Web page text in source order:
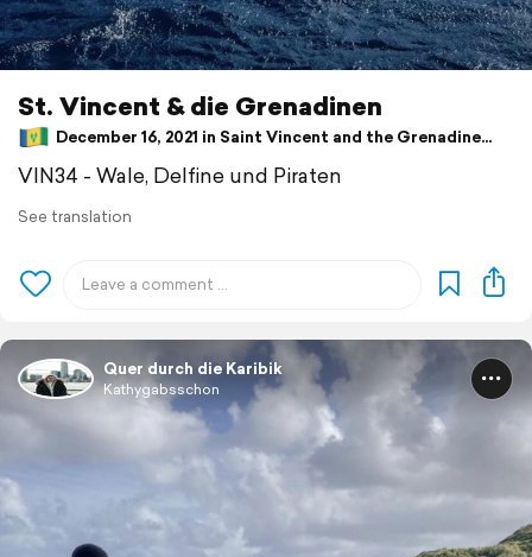
St. Vincent & die Grenadinen
December 16, 2021 in Saint Vincent and the Grenadines ⋅ ⛅ 28 °C
VIN34 - Wale, Delfine und Piraten
See translation
Quer durch die Karibik
Kathygabsschon